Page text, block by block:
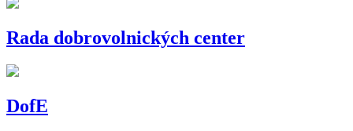
Rada dobrovolnických center
DofE